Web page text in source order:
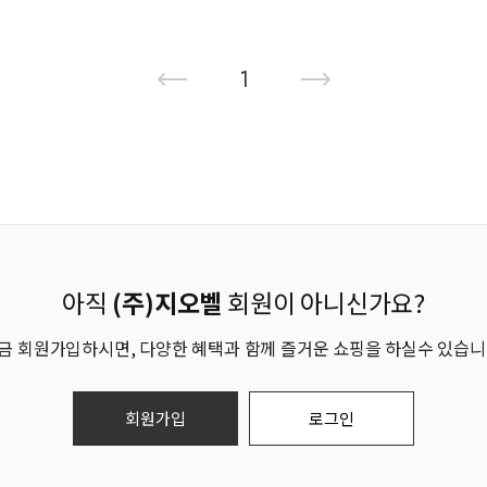
1
아직 (주)지오벨 회원이 아니신가요?
회원가입하시면, 다양한 혜택과 함께 즐거운 쇼핑을 하실수 있습
회원가입 로그인